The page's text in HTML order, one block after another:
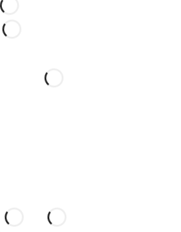
¿Le gustaría celebrar su